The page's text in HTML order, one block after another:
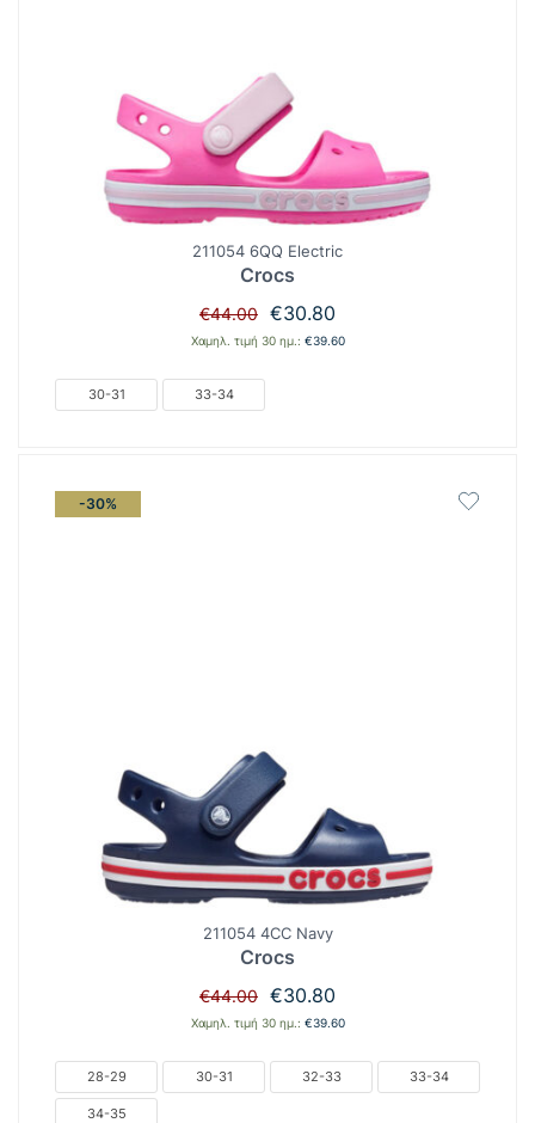
211054 6QQ Electric
Crocs
€44.00 Original
price
€30.80
τρέχουσα
Χαμηλ. τιμή 30 ημ.: €39.60
30-31 33-34
-30%
211054 4CC Navy
Crocs
€44.00 Original
price
€44.00.
€30.80
τρέχουσα
είναι:
€30.80.
Χαμηλ. τιμή 30 ημ.: €39.60
28-29 30-31 32-33 33-34
34-35